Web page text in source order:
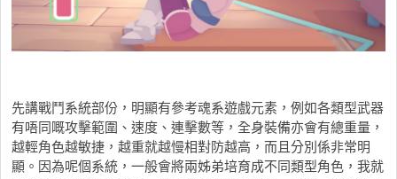
先講戰鬥系統部份，明顯有參考魂系遊戲元素，例如各類型武器
有唔同嘅攻擊範圍、速度、連擊數等，全身裝備亦會有總重量，
越輕角色越敏捷，越重就越慢相對防越高，而且分別係非常明
顯。因為呢個系統，一般會將兩姊弟培育成不同類型角色，我就